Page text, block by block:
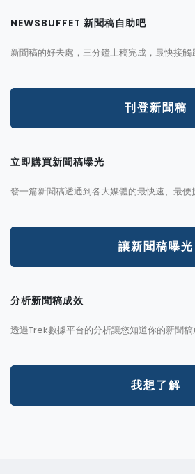
NEWSBUFFET 新聞稿自助吧
新聞稿的好去處，三分鐘上稿完成，最快接觸
刊登新聞稿
立即購買新聞稿曝光
發一篇新聞稿透通到各大媒體的最快速、最便
讓新聞稿曝光
分析新聞稿成效
透過Trek數據平台的分析讓您知道你的新聞稿
我想了解